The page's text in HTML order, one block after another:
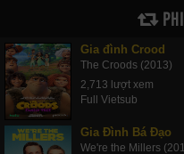
Gia đình Crood
The Croods (2013)
2,713 lượt xem
Full Vietsub
Gia Đình Bá Đạo
We're the Millers